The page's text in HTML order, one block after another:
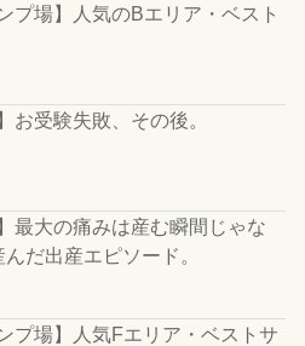
プ場】人気のBエリア・ベスト
お受験失敗、その後。
最大の痛みは産む瞬間じゃな
だ出産エピソード。
プ場】人気Fエリア・ベストサ